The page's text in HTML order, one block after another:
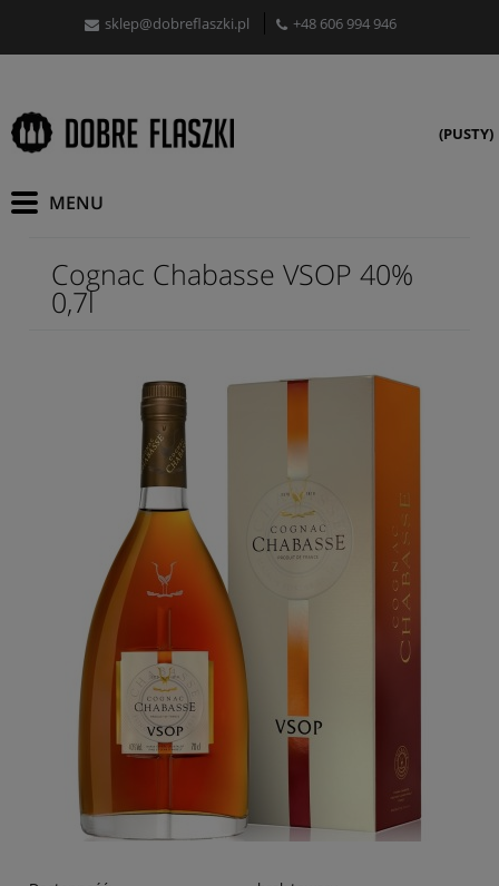
sklep@dobreflaszki.pl +48 606 994 946
(PUSTY)
Cognac Chabasse VSOP 40%
0,7l